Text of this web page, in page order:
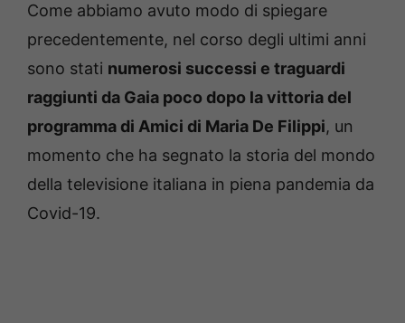
Come abbiamo avuto modo di spiegare
precedentemente, nel corso degli ultimi anni
sono stati numerosi successi e traguardi
raggiunti da Gaia poco dopo la vittoria del
programma di Amici di Maria De Filippi, un
momento che ha segnato la storia del mondo
della televisione italiana in piena pandemia da
Covid-19.